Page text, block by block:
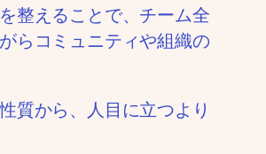
整えることで、チーム全
らコミュニティや組織の
質から、人目に立つより